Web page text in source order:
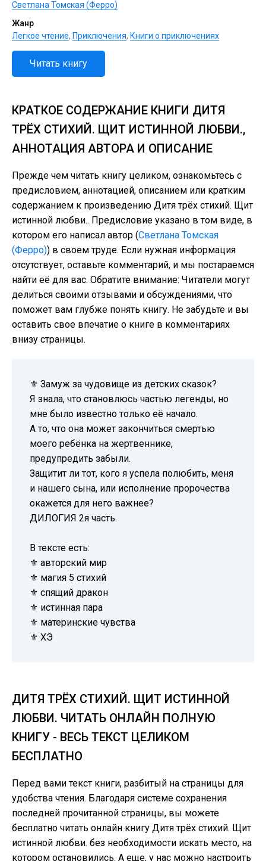
Светлана Томская (Ферро)
Жанр
Легкое чтение, Приключения, Книги о приключениях
Читать книгу
КРАТКОЕ СОДЕРЖАНИЕ КНИГИ ДИТЯ
ТРЁХ СТИХИЙ. ЩИТ ИСТИННОЙ ЛЮБВИ.,
АННОТАЦИЯ АВТОРА И ОПИСАНИЕ
Прежде чем читать книгу целиком, ознакомьтесь с
предисловием, аннотацией, описанием или кратким
содержанием к произведению Дитя трёх стихий. Щит
истинной любви.. Предисловие указано в том виде, в
котором его написал автор (Светлана Томская
(Ферро)) в своем труде. Если нужная информация
отсутствует, оставьте комментарий, и мы постараемся
найти её для вас. Обратите внимание: Читатели могут
делиться своими отзывами и обсуждениями, что
поможет вам глубже понять книгу. Не забудьте и вы
оставить свое впечатие о книге в комментариях
внизу страницы.
⚜️ Замуж за чудовище из детских сказок?
Я знала, что становлюсь частью легенды, но
мне было известно только её начало.
А то, что она может закончиться смертью
моего ребёнка на жертвеннике,
предупредить забыли.
Защитит ли тот, кого я успела полюбить, меня
и нашего сына, или исполнение пророчества
окажется для него важнее?
ДИЛОГИЯ 2я часть.
В тексте есть:
⚜️ авторский мир
⚜️ магия 5 стихий
⚜️ спящий дракон
⚜️ истинная пара
⚜️ материнские чувства
⚜️ ХЭ
ДИТЯ ТРЁХ СТИХИЙ. ЩИТ ИСТИННОЙ
ЛЮБВИ. ЧИТАТЬ ОНЛАЙН ПОЛНУЮ
КНИГУ - ВЕСЬ ТЕКСТ ЦЕЛИКОМ
БЕСПЛАТНО
Перед вами текст книги, разбитый на страницы для
удобства чтения. Благодаря системе сохранения
последней прочитанной страницы, вы можете
бесплатно читать онлайн книгу Дитя трёх стихий. Щит
истинной любви. без необходимости искать место, на
котором остановились. А еще, у нас можно настроить